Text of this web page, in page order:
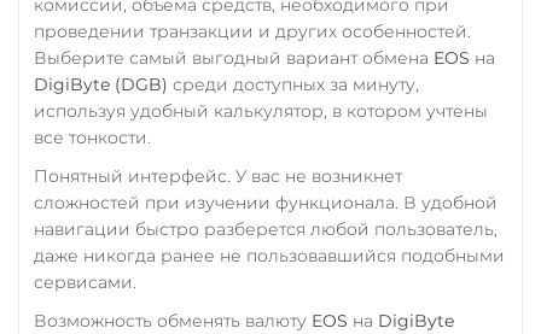
комиссии, объема средств, необходимого при
проведении транзакции и других особенностей.
Выберите самый выгодный вариант обмена EOS на
DigiByte (DGB) среди доступных за минуту,
используя удобный калькулятор, в котором учтены
все тонкости.
Понятный интерфейс. У вас не возникнет
сложностей при изучении функционала. В удобной
навигации быстро разберется любой пользователь,
даже никогда ранее не пользовавшийся подобными
сервисами.
Возможность обменять валюту EOS на DigiByte